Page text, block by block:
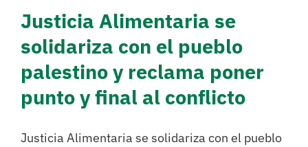
Justicia Alimentaria se
solidariza con el pueblo
palestino y reclama poner
punto y final al conflicto
Justicia Alimentaria se solidariza con el pueblo